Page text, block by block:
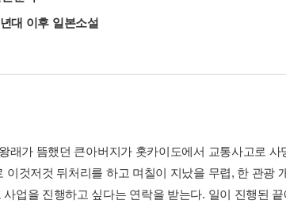
대 이후 일본소설
래가 뜸했던 큰아버지가 홋카이도에서 교통사고로 사
것저것 뒤처리를 하고 며칠이 지났을 무렵, 한 관광
업을 진행하고 싶다는 연락을 받는다. 일이 진행된